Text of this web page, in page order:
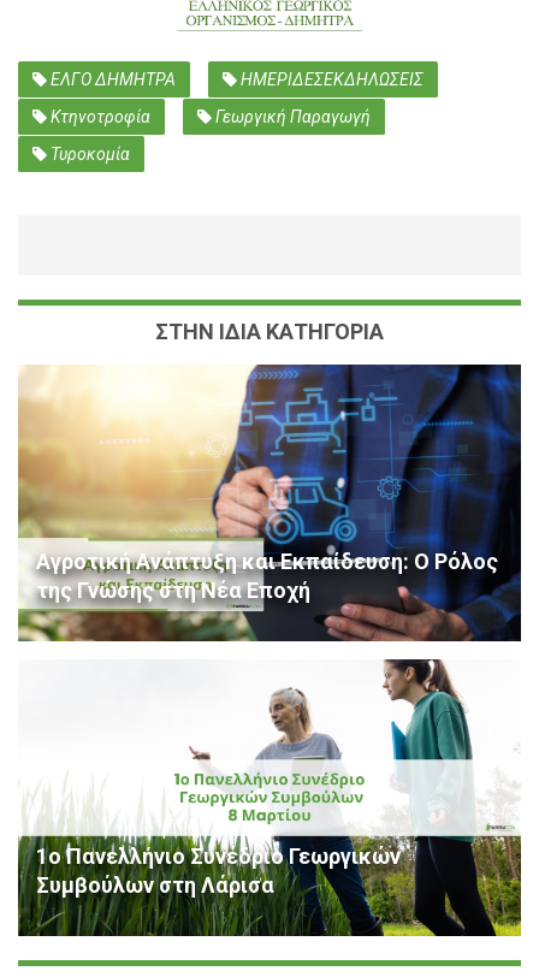
ΕΛΓΟ ΔΗΜΗΤΡΑ
ΗΜΕΡΙΔΕΣΕΚΔΗΛΩΣΕΙΣ
Κτηνοτροφία
Γεωργική Παραγωγή
Τυροκομία
ΣΤΗΝ ΙΔΙΑ ΚΑΤΗΓΟΡΙΑ
Αγροτική Ανάπτυξη και Εκπαίδευση: Ο Ρόλος
της Γνώσης στη Νέα Εποχή
1ο Πανελλήνιο Συνέδριο Γεωργικών
Συμβούλων στη Λάρισα